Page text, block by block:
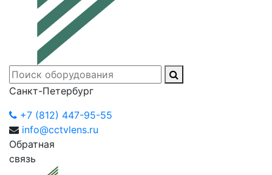
Санкт-Петербург
+7 (812) 447-95-55
info@cctvlens.ru
Обратная
связь